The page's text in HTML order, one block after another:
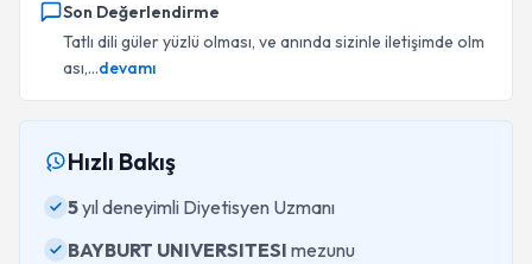
Son Değerlendirme
Tatlı dili güler yüzlü olması, ve anında sizinle iletişimde olm
ası,...devamı
Hızlı Bakış
5yıl deneyimli Diyetisyen Uzmanı
BAYBURT UNIVERSITESI mezunu